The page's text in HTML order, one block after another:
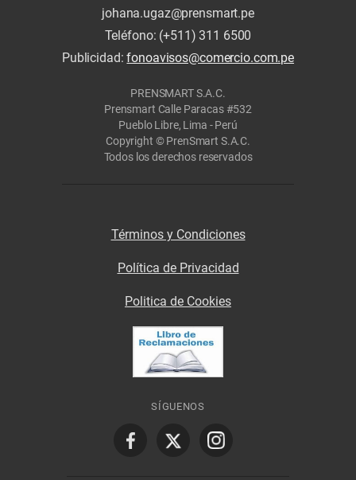
johana.ugaz@prensmart.pe
Teléfono: (+511) 311 6500
Publicidad:fonoavisos@comercio.com.pe
PRENSMART S.A.C.
Prensmart Calle Paracas #532
Pueblo Libre, Lima - Perú
Copyright © PrenSmart S.A.C.
Todos los derechos reservados
Términos y Condiciones
Política de Privacidad
Politica de Cookies
SÍGUENOS